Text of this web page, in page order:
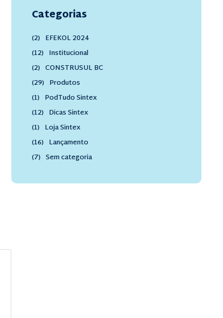
Categorias
EFEKOL 2024
(2)
Institucional
(12)
CONSTRUSUL BC
(2)
Produtos
(29)
PodTudo Sintex
(1)
Dicas Sintex
(12)
Loja Sintex
(1)
Lançamento
(16)
Sem categoria
(7)